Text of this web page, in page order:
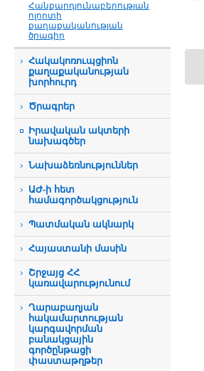
Հանքարդյունաբերության
ոլորտի
քաղաքականության
ծրագիր
Հակակոռուպցիոն
քաղաքականության
խորհուրդ
Ծրագրեր
Իրավական ակտերի
նախագծեր
Նախաձեռնություններ
ԱԺ-ի հետ
համագործակցություն
Պատմական ակնարկ
Հայաստանի մասին
Շրջայց ՀՀ
կառավարությունում
Ղարաբաղյան
հակամարտության
կարգավորման
բանակցային
գործընթացի
փաստաթղթեր